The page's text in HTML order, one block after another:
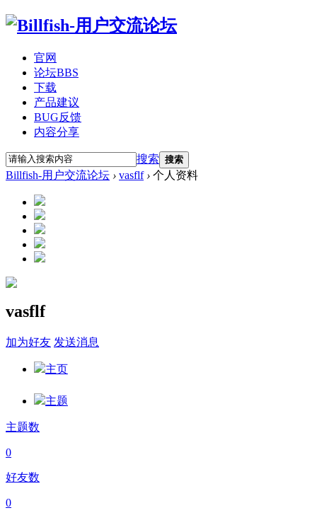
官网
论坛BBS
下载
产品建议
BUG反馈
内容分享
搜索 搜索
Billfish-用户交流论坛 › vasflf › 个人资料
vasflf
加为好友 发送消息
主页
主题
主题数
0
好友数
0